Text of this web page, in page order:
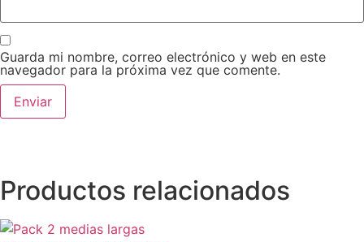
Guarda mi nombre, correo electrónico y web en este
navegador para la próxima vez que comente.
Productos relacionados